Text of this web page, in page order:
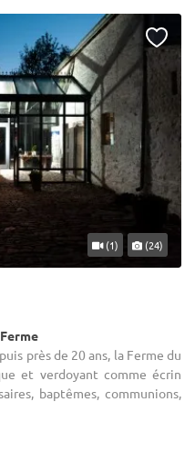
(1) (24)
près de 20 ans, la Ferme du
et verdoyant comme écrin
baptêmes, communions,